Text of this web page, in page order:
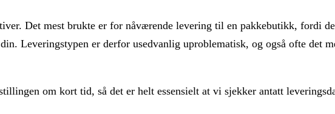
Det mest brukte er for nåværende levering til en pakkebutikk, fordi
Leveringstypen er derfor usedvanlig uproblematisk, og også ofte det
om kort tid, så det er helt essensielt at vi sjekker antatt